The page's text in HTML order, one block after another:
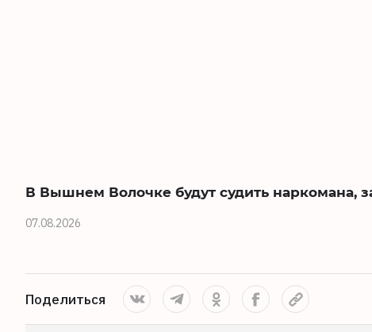
В Вышнем Волочке будут судить наркомана,
07.08.2026
Поделиться